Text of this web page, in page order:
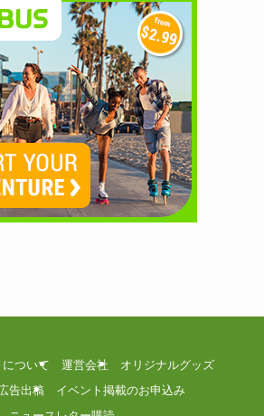
ついて 運営会社
オリジナルグッズ
告出稿
イベント掲載のお申込み